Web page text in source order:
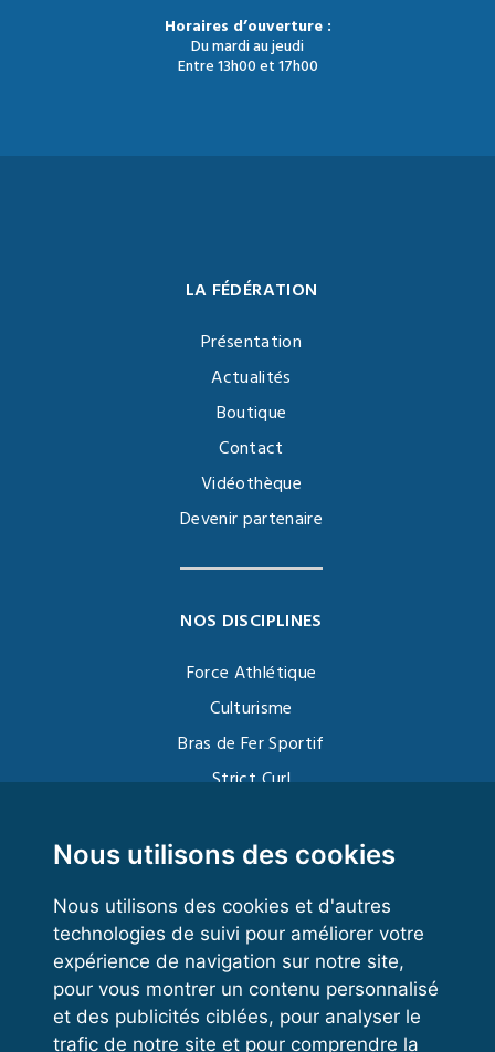
Nous utilisons des cookies
Nous utilisons des cookies et d'autres
technologies de suivi pour améliorer votre
expérience de navigation sur notre site,
pour vous montrer un contenu personnalisé
et des publicités ciblées, pour analyser le
trafic de notre site et pour comprendre la
Horaires d’ouverture :
Du mardi au jeudi
Entre 13h00 et 17h00
LA FÉDÉRATION
Présentation
Actualités
Boutique
Contact
Vidéothèque
Devenir partenaire
NOS DISCIPLINES
Force Athlétique
Culturisme
Bras de Fer Sportif
Strict Curl
Kettlebell
VOS ESPACES
Espace dirigeant
Espace licencié